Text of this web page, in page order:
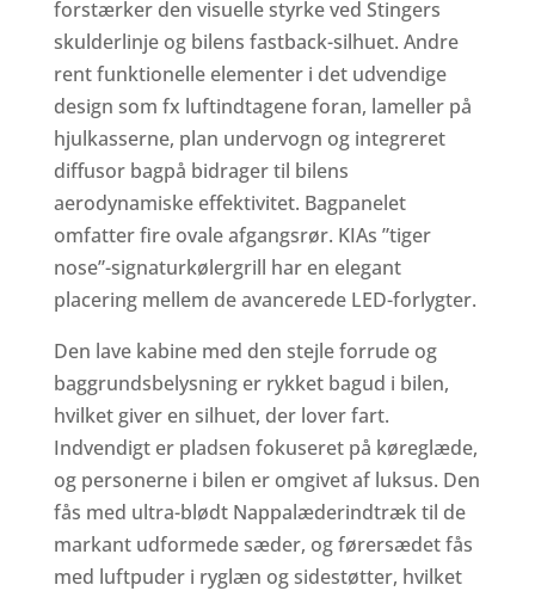
forstærker den visuelle styrke ved Stingers
skulderlinje og bilens fastback-silhuet. Andre
rent funktionelle elementer i det udvendige
design som fx luftindtagene foran, lameller på
hjulkasserne, plan undervogn og integreret
diffusor bagpå bidrager til bilens
aerodynamiske effektivitet. Bagpanelet
omfatter fire ovale afgangsrør. KIAs ”tiger
nose”-signaturkølergrill har en elegant
placering mellem de avancerede LED-forlygter.
Den lave kabine med den stejle forrude og
baggrundsbelysning er rykket bagud i bilen,
hvilket giver en silhuet, der lover fart.
Indvendigt er pladsen fokuseret på køreglæde,
og personerne i bilen er omgivet af luksus. Den
fås med ultra-blødt Nappalæderindtræk til de
markant udformede sæder, og førersædet fås
med luftpuder i ryglæn og sidestøtter, hvilket